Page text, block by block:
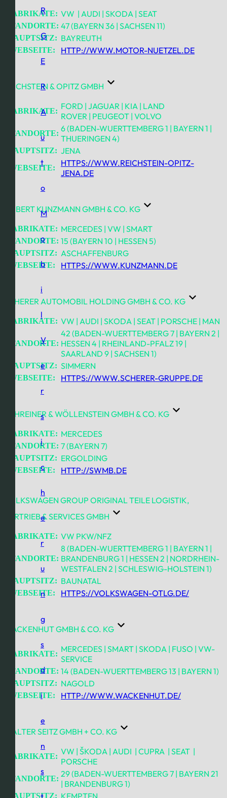
R
G
E
R
A
u
t
o
M
o
b
i
l
V
e
r
s
i
c
h
e
r
u
n
g
s
d
i
e
n
s
FABRIKATE: VW | AUDI | SKODA | SEAT
STANDORTE: 47 (BAYERN 36 | SACHSEN 11)
HAUPTSITZ: BAYREUTH
WEBSEITE: HTTP://WWW.MOTOR-NUETZEL.DE
REICHSTEIN & OPITZ GMBH
FABRIKATE: FORD | JAGUAR | KIA | LAND
ROVER | PEUGEOT | VOLVO
STANDORTE: 6 (BADEN-WUERTTEMBERG 1 | BAYERN 1 |
THUERINGEN 4)
HAUPTSITZ: JENA
WEBSEITE:
HTTPS://WWW.REICHSTEIN-OPITZ-
JENA.DE
ROBERT KUNZMANN GMBH & CO. KG
FABRIKATE: MERCEDES | VW | SMART
STANDORTE: 15 (BAYERN 10 | HESSEN 5)
HAUPTSITZ: ASCHAFFENBURG
WEBSEITE: HTTPS://WWW.KUNZMANN.DE
SCHERER AUTOMOBIL HOLDING GMBH & CO. KG
FABRIKATE: VW | AUDI | SKODA | SEAT | PORSCHE | MAN
STANDORTE:
42 (BADEN-WUERTTEMBERG 7 | BAYERN 2 |
HESSEN 4 | RHEINLAND-PFALZ 19 |
SAARLAND 9 | SACHSEN 1)
HAUPTSITZ: SIMMERN
WEBSEITE: HTTPS://WWW.SCHERER-GRUPPE.DE
SCHREINER & WÖLLENSTEIN GMBH & CO. KG
FABRIKATE: MERCEDES
STANDORTE: 7 (BAYERN 7)
HAUPTSITZ: ERGOLDING
WEBSEITE: HTTP://SWMB.DE
VOLKSWAGEN GROUP ORIGINAL TEILE LOGISTIK,
VERTRIEB & SERVICES GMBH
FABRIKATE: VW PKW/NFZ
STANDORTE:
8 (BADEN-WUERTTEMBERG 1 | BAYERN 1 |
BRANDENBURG 1 | HESSEN 2 | NORDRHEIN-
WESTFALEN 2 | SCHLESWIG-HOLSTEIN 1)
HAUPTSITZ: BAUNATAL
WEBSEITE: HTTPS://VOLKSWAGEN-OTLG.DE/
WACKENHUT GMBH & CO. KG
FABRIKATE: MERCEDES | SMART | SKODA | FUSO | VW-
SERVICE
STANDORTE: 14 (BADEN-WUERTTEMBERG 13 | BAYERN 1)
HAUPTSITZ: NAGOLD
WEBSEITE: HTTP://WWW.WACKENHUT.DE/
WALTER SEITZ GMBH + CO. KG
FABRIKATE: VW | ŠKODA | AUDI | CUPRA | SEAT |
PORSCHE
STANDORTE: 29 (BADEN-WUERTTEMBERG 7 | BAYERN 21
| BRANDENBURG 1)
HAUPTSITZ: KEMPTEN